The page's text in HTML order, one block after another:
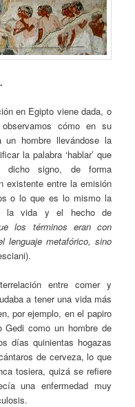
en Egipto viene dada, o
cómo en su
un hombre llevándose la
la palabra ‘hablar’ que
dicho signo, de forma
existente entre la emisión
o lo que es lo mismo la
la vida y el hecho de
los términos eran con
lenguaje metafórico, sino
entre comer y
a tener una vida más
por ejemplo, en el papiro
Gedi como un hombre de
días quinientas hogazas
de cerveza, lo que
tosiera, quizá se refiere
una enfermedad muy